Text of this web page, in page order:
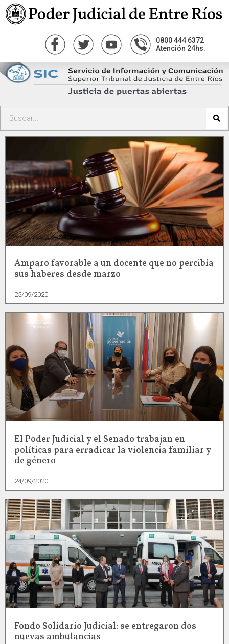
0800 444 6372
Atención 24hs.
Amparo favorable a un docente que no percibía
sus haberes desde marzo
25/09/2020
El Poder Judicial y el Senado trabajan en
políticas para erradicar la violencia familiar y
de género
24/09/2020
Fondo Solidario Judicial: se entregaron dos
nuevas ambulancias